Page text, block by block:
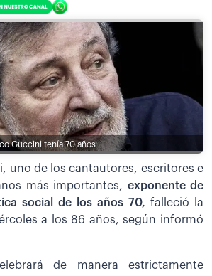
Guccini tenía 70 años
uno de los cantautores, escritores e
más importantes, exponente de
social de los años 70, falleció la
a los 86 años, según informó
de manera estrictamente